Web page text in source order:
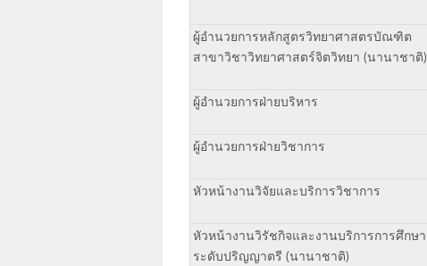
ผู้อำนวยการหลักสูตรวิทยาศาสตรบัณฑิต
สาขาวิชาวิทยาศาสตร์จิตวิทยา (นานาชาติ)
ผู้อำนวยการฝ่ายบริหาร
ผู้อำนวยการฝ่ายวิชาการ
หัวหน้างานวิจัยและบริการวิชาการ
หัวหน้างานวิรัชกิจและงานบริการการศึกษา
ระดับปริญญาตรี (นานาชาติ)